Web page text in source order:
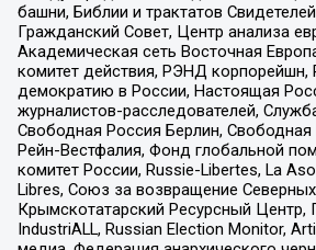
башни, Библии и трактатов
Гражданский Совет, Центр анализа
Академическая сеть Восточная
комитет действия, РЭНД корпорейшн,
демократию в России, Настоящая
журналистов-расследователей,
Свободная Россия Берлин,
Рейн-Вестфалия, Фонд глобальной
комитет России, Russie-Libertes, La
Libres, Союз за возвращение Северных
Крымскотатарский Ресурсный Центр,
IndustriALL, Russian Election Monitor,